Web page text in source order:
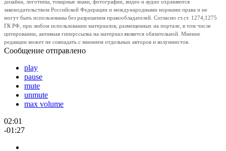
дизайна, логотипы, товарные знаки, фотографии, видео и аудио охраняются
законодательством Российской Федерации и международными нормами права и не
могут быть использованы без разрешения правообладателей. Согласно ст.ст. 1274,1275
ГК РФ, при любом использовании материалов, размещенных на портале, в том числе
цитировании, активная гиперссылка на материал является обязательной. Мнение
редакции может не совпадать с мнением отдельных авторов и колумнистов.
Сообщение отправлено
play
pause
mute
unmute
max volume
02:01
-01:27